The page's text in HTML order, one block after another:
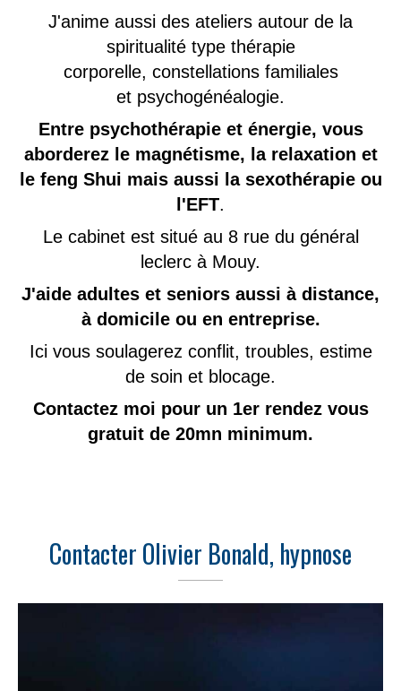
J'anime aussi des ateliers autour de la
spiritualité type thérapie
corporelle, constellations familiales
et psychogénéalogie.
Entre psychothérapie et énergie, vous
aborderez le magnétisme, la relaxation et
le feng Shui mais aussi la sexothérapie ou
l'EFT.
Le cabinet est situé au 8 rue du général
leclerc à Mouy.
J'aide adultes et seniors aussi à distance,
à domicile ou en entreprise.
Ici vous soulagerez conflit, troubles, estime
de soin et blocage.
Contactez moi pour un 1er rendez vous
gratuit de 20mn minimum.
Contacter Olivier Bonald, hypnose